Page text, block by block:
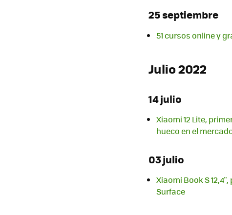
25 septiembre
51 cursos online y
Julio 2022
14 julio
Xiaomi 12 Lite,
hueco en el
03 julio
Xiaomi Book S
Surface